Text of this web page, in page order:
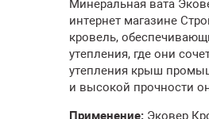
Минеральная вата
интернет магазине
кровель,
утепления, где они
утепления крыш
и высокой прочности
Применение: Эковер